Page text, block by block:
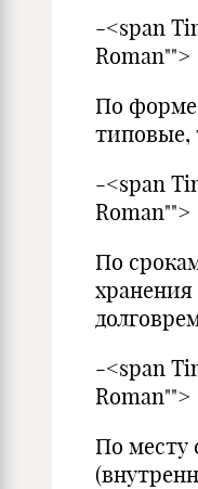
-<span
По форме
типовые,
-<span
По
-<span
По месту